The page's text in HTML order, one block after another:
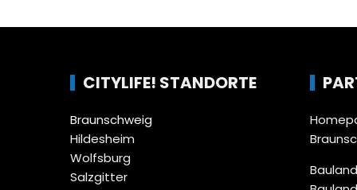
CITYLIFE! STANDORTE
Braunschweig
Hildesheim
Wolfsburg
Salzgitter